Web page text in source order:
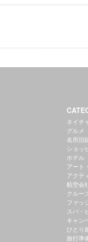
ネイチ
グルメ
名所旧
ショッ
ホテル
アート
アクテ
航空会
クルー
ファッ
スパ・
キャン
ひとり
旅行準